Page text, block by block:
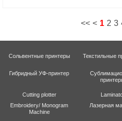
<< < 1 2 3
Сольвентные принтеры Текстильные
Гибридный УФ-принтер
Cutting plotter
Embroidery/ Monogram
Machine
Лазерная